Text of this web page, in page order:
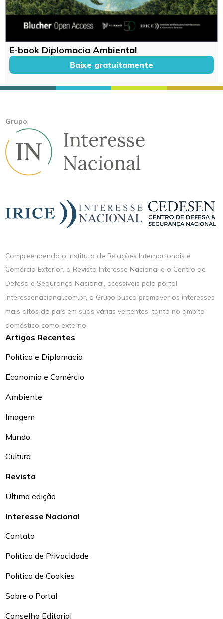
E-book Diplomacia Ambiental
Baixe gratuitamente
Grupo
Compreendendo o Instituto de Relações Internacionais e
Comércio Exterior, a Revista Interesse Nacional e o Centro de
Defesa e Segurança Nacional, acessíveis pelo portal
interessenacional.com.br, o Grupo busca promover os interesses
mais altos do país em suas várias vertentes, tanto no âmbito
doméstico como externo.
Artigos Recentes
Política e Diplomacia
Economia e Comércio
Ambiente
Imagem
Mundo
Cultura
Revista
Última edição
Interesse Nacional
Contato
Política de Privacidade
Política de Cookies
Sobre o Portal
Conselho Editorial